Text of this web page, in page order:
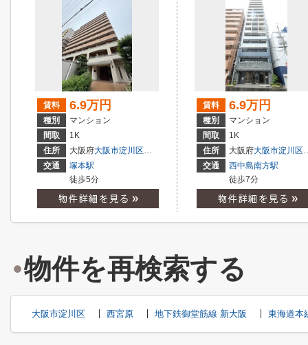
賃料 6.9万円
種別
マンション
間取
1K
住所
大阪府大阪市淀川区塚本
２丁目
交通
塚本駅
徒歩5分
賃料 6.9万円
種別
マンション
間取
1K
住所
大阪府大阪市淀川区
交通
西中島南方駅
徒歩7分
物件を再検索する
大阪市淀川区 西宮原 地下鉄御堂筋線 新大阪 東海道本